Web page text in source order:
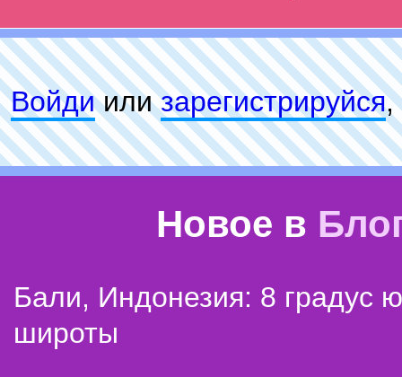
Войдиилизарeгиcтpируйся,
Новое в
Бали, Индонезия: 8 градус
широты